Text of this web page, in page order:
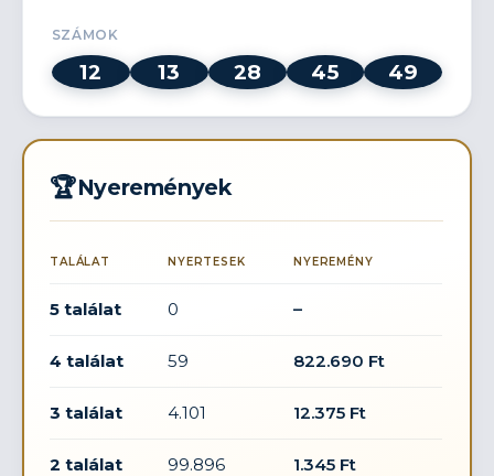
SZÁMOK
12 13 28 45 49
🏆Nyeremények
TALÁLAT NYERTESEK NYEREMÉNY
5 találat 0 –
4 találat 59 822.690 Ft
3 találat 4.101 12.375 Ft
2 találat 99.896 1.345 Ft